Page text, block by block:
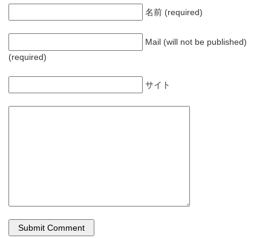
名前 (required)
Mail (will not be published)
(required)
サイト